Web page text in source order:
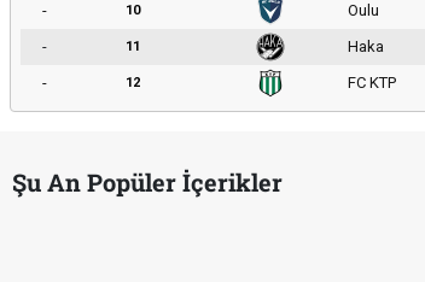
-
10 Oulu
-
11 Haka
-
12 FC KTP
Şu An Popüler İçerikler